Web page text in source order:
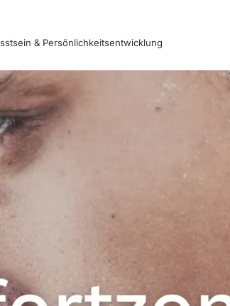
& Persönlichkeitsentwicklung